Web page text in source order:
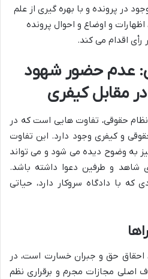
در پرونده و با بهره گیری از علم
و اوضاع و احوال پرونده
اقدام می کند.
عدم حضور شهود
مقابل کیفری
حقوقی، تفاوت هایی است که در
و کیفری وجود دارد. این تفاوت
به وضوح دیده می شود و می تواند
شاهد و طرفین دعوا داشته باشد.
که با دادگاه سروکار دارد، حیاتی
حق و جبران خسارت است، در
اصلی مجازات مجرم و برقراری نظم